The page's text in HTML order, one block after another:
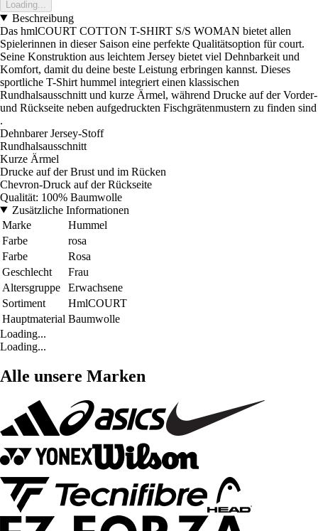
Loading...
Beschreibung
Das hmlCOURT COTTON T-SHIRT S/S WOMAN bietet allen
Spielerinnen in dieser Saison eine perfekte Qualitätsoption für court.
Seine Konstruktion aus leichtem Jersey bietet viel Dehnbarkeit und
Komfort, damit du deine beste Leistung erbringen kannst. Dieses
sportliche T-Shirt hummel integriert einen klassischen
Rundhalsausschnitt und kurze Ärmel, während Drucke auf der Vorder-
und Rückseite neben aufgedruckten Fischgrätenmustern zu finden sind
.
Dehnbarer Jersey-Stoff
Rundhalsausschnitt
Kurze Ärmel
Drucke auf der Brust und im Rücken
Chevron-Druck auf der Rückseite
Qualität: 100% Baumwolle
Zusätzliche Informationen
Marke
Hummel
Farbe
rosa
Farbe
Rosa
Geschlecht
Frau
Altersgruppe
Erwachsene
Sortiment
HmlCOURT
Hauptmaterial Baumwolle
Loading...
Loading...
Alle unsere Marken